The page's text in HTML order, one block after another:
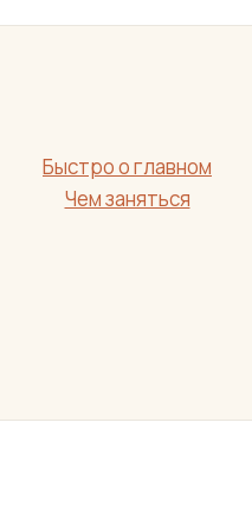
Быстро о главном
Чем заняться